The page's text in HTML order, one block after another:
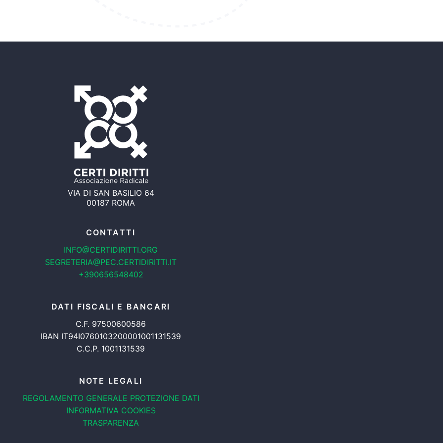
VIA DI SAN BASILIO 64
00187 ROMA
CONTATTI
INFO@CERTIDIRITTI.ORG
SEGRETERIA@PEC.CERTIDIRITTI.IT
+390656548402
DATI FISCALI E BANCARI
C.F. 97500600586
IBAN IT94I0760103200001001131539
C.C.P. 1001131539
NOTE LEGALI
REGOLAMENTO GENERALE PROTEZIONE DATI
INFORMATIVA COOKIES
TRASPARENZA